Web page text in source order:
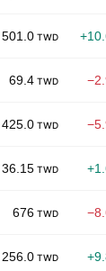
501.0 TWD
69.4 TWD
425.0 TWD
36.15 TWD
676 TWD
256.0 TWD